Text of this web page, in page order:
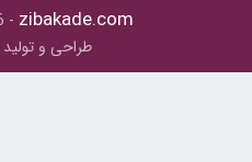
- zibakade.com
طراحی و